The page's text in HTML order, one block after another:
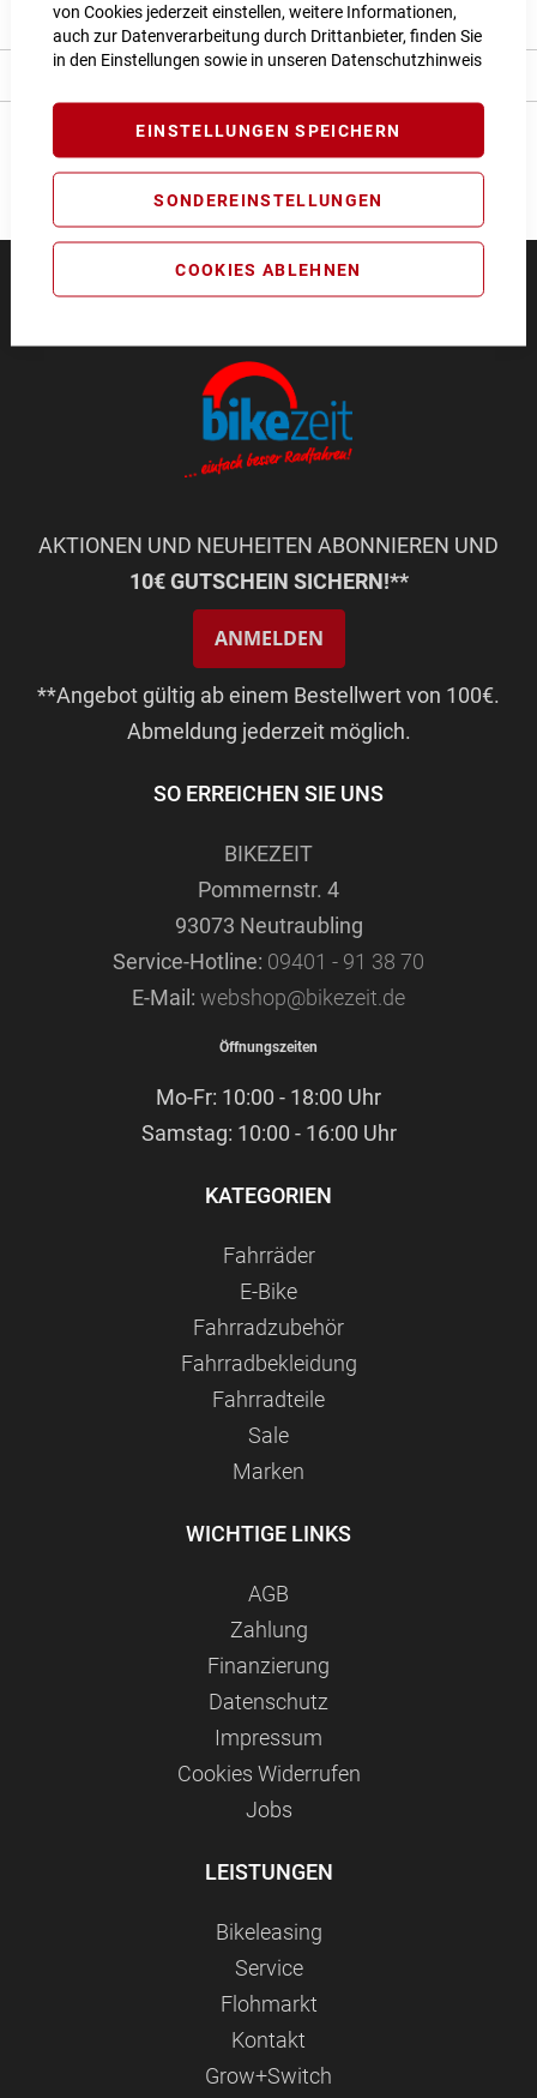
von Cookies jederzeit einstellen, weitere Informationen,
auch zur Datenverarbeitung durch Drittanbieter, finden Sie
in den Einstellungen sowie in unseren Datenschutzhinweis
EINSTELLUNGEN SPEICHERN
SONDEREINSTELLUNGEN
COOKIES ABLEHNEN
Bewertungen
Angaben zur Produktsicherheit
AKTIONEN UND NEUHEITEN ABONNIEREN UND
10€ GUTSCHEIN SICHERN!**
ANMELDEN
**Angebot gültig ab einem Bestellwert von 100€.
Abmeldung jederzeit möglich.
SO ERREICHEN SIE UNS
BIKEZEIT
Pommernstr. 4
93073 Neutraubling
Service-Hotline: 09401 - 91 38 70
E-Mail: webshop@bikezeit.de
Öffnungszeiten
Mo-Fr: 10:00 - 18:00 Uhr
Samstag: 10:00 - 16:00 Uhr
KATEGORIEN
Fahrräder
E-Bike
Fahrradzubehör
Fahrradbekleidung
Fahrradteile
Sale
Marken
WICHTIGE LINKS
AGB
Zahlung
Finanzierung
Datenschutz
Impressum
Сookies Widerrufen
Jobs
LEISTUNGEN
Bikeleasing
Service
Flohmarkt
Kontakt
Grow+Switch